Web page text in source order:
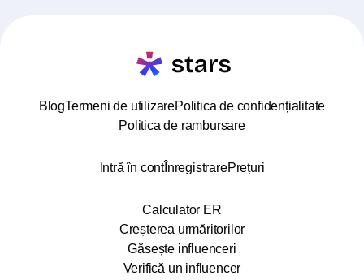
BlogTermeni de utilizarePolitica de confidențialitate
Politica de rambursare
Intră în contÎnregistrarePrețuri
Calculator ER
Creșterea urmăritorilor
Găsește influenceri
Verifică un influencer